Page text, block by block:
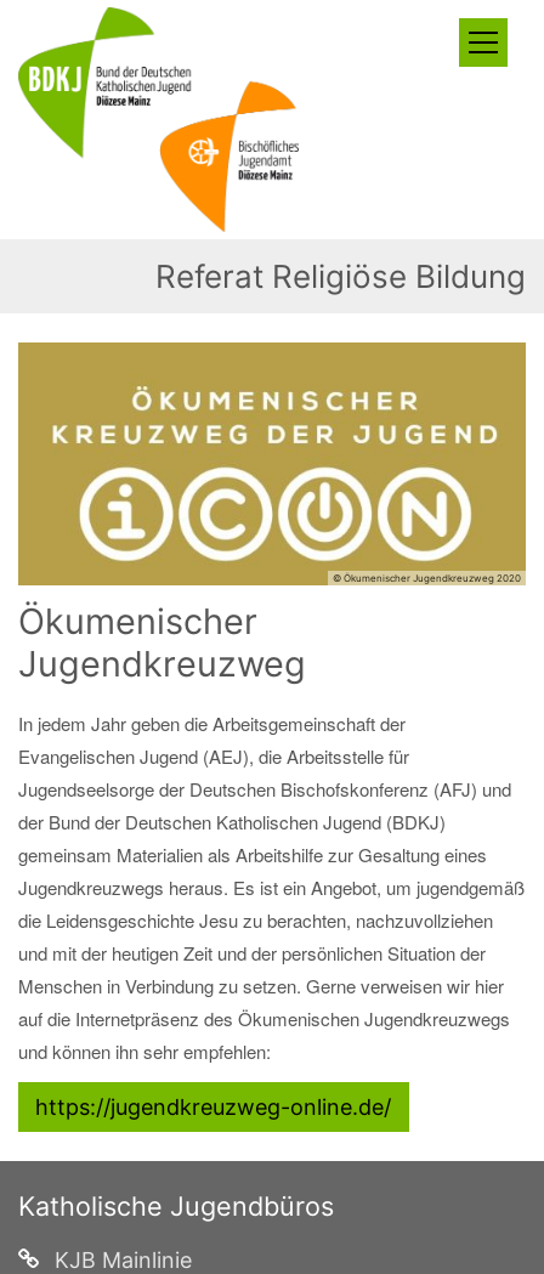
Zum Inhalt springen
Referat Religiöse Bildung
© Ökumenischer Jugendkreuzweg 2020
Ökumenischer
Jugendkreuzweg
In jedem Jahr geben die Arbeitsgemeinschaft der
Evangelischen Jugend (AEJ), die Arbeitsstelle für
Jugendseelsorge der Deutschen Bischofskonferenz (AFJ) und
der Bund der Deutschen Katholischen Jugend (BDKJ)
gemeinsam Materialien als Arbeitshilfe zur Gesaltung eines
Jugendkreuzwegs heraus. Es ist ein Angebot, um jugendgemäß
die Leidensgeschichte Jesu zu berachten, nachzuvollziehen
und mit der heutigen Zeit und der persönlichen Situation der
Menschen in Verbindung zu setzen. Gerne verweisen wir hier
auf die Internetpräsenz des Ökumenischen Jugendkreuzwegs
und können ihn sehr empfehlen:
https://jugendkreuzweg-online.de/
Katholische Jugendbüros
KJB Mainlinie